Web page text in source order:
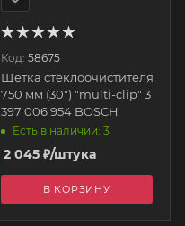
Код: 58675
Щётка стеклоочистителя
750 мм (30") "multi-clip" 3
397 006 954 BOSCH
Есть в наличии: 3
2 045₽/штука
В КОРЗИНУ